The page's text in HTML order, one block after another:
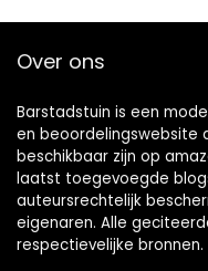
Over ons
Barstadstuin is een
en beoordelingswebsite
beschikbaar zijn op
laatst toegevoegde
auteursrechtelijk
eigenaren. Alle
respectievelijke bronnen.